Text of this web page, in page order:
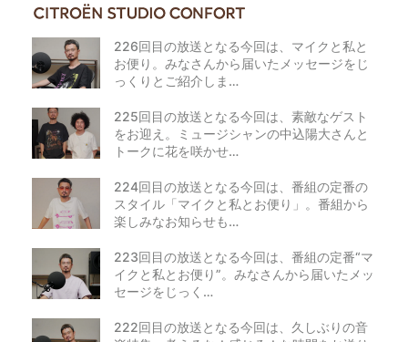
226回目の放送となる今回は、マイクと私と
お便り。みなさんから届いたメッセージをじ
っくりとご紹介しま…
225回目の放送となる今回は、素敵なゲスト
をお迎え。ミュージシャンの中込陽大さんと
トークに花を咲かせ…
224回目の放送となる今回は、番組の定番の
スタイル「マイクと私とお便り」。番組から
楽しみなお知らせも…
223回目の放送となる今回は、番組の定番“マ
イクと私とお便り”。みなさんから届いたメッ
セージをじっく…
222回目の放送となる今回は、久しぶりの音